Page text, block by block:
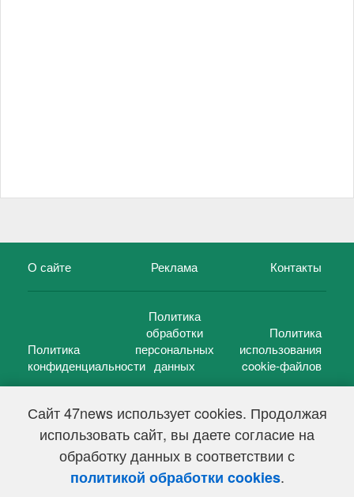
Сайт 47news использует cookies. Продолжая
использовать сайт, вы даете согласие на
обработку данных в соответствии с
политикой обработки cookies.
О сайте Реклама Контакты
Политика
конфиденциальности
Политика
обработки
персональных
данных
Политика
использования
cookie-файлов
47 новостей (47 news)2005 — 2026 г.
Свидетельство о регистрации СМИ Эл № ФС 77-39848, выдано
Федеральной службой по надзору в сфере связи,
информационных технологий и массовых коммуникаций